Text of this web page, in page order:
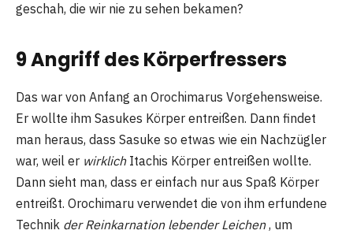
geschah, die wir nie zu sehen bekamen?
9 Angriff des Körperfressers
Das war von Anfang an Orochimarus Vorgehensweise.
Er wollte ihm Sasukes Körper entreißen. Dann findet
man heraus, dass Sasuke so etwas wie ein Nachzügler
war, weil er wirklichItachis Körper entreißen wollte.
Dann sieht man, dass er einfach nur aus Spaß Körper
entreißt. Orochimaru verwendet die von ihm erfundene
Technik der Reinkarnation lebender Leichen, um